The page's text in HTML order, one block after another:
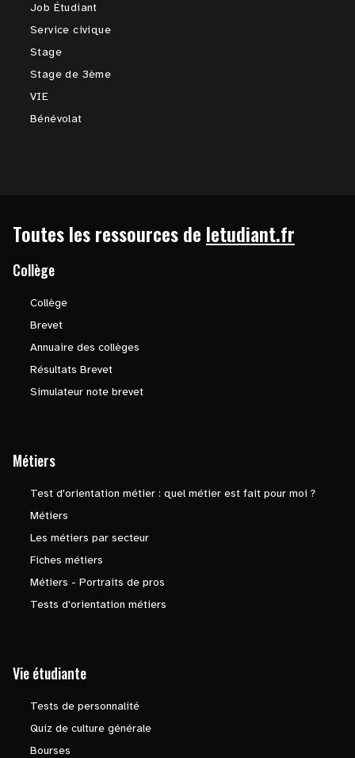
Job Étudiant
Service civique
Stage
Stage de 3ème
VIE
Bénévolat
Toutes les ressources de letudiant.fr
Collège
Collège
Brevet
Annuaire des collèges
Résultats Brevet
Simulateur note brevet
Métiers
Test d'orientation métier : quel métier est fait pour moi ?
Métiers
Les métiers par secteur
Fiches métiers
Métiers - Portraits de pros
Tests d'orientation métiers
Vie étudiante
Tests de personnalité
Quiz de culture générale
Bourses